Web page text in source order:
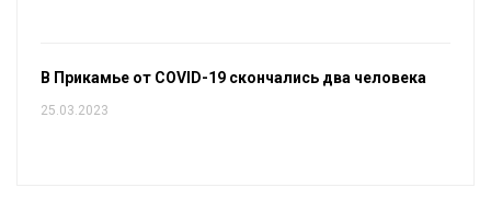
В Прикамье от COVID-19 скончались два человека
25.03.2023